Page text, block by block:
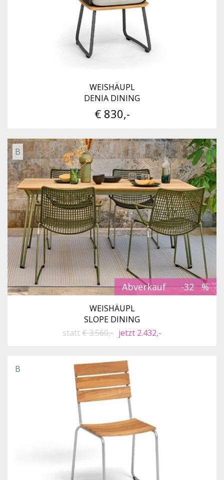
WEISHÄUPL
DENIA DINING
€ 830,-
Abverkauf -32
B
WEISHÄUPL
SLOPE DINING
statt€ 3.560,- jetzt 2.432,-
B